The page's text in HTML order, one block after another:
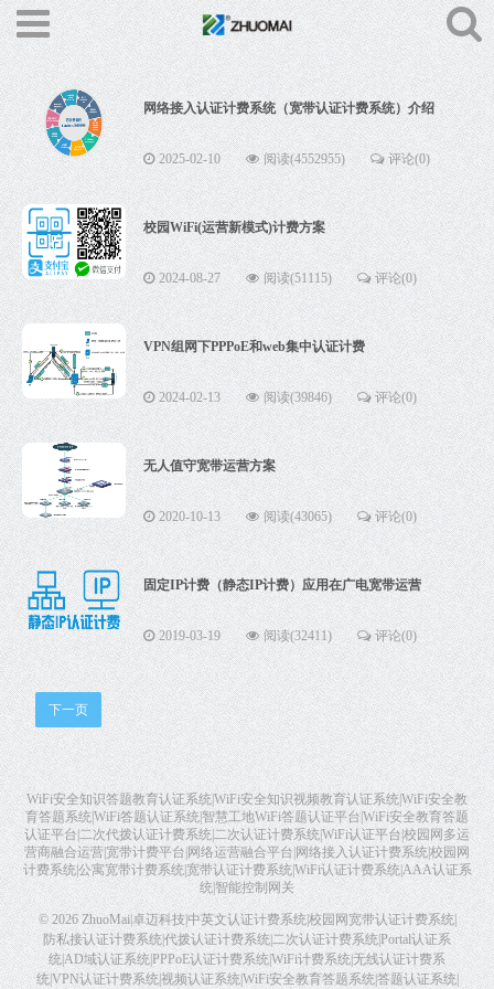
网络接入认证计费系统（宽带认证计费系统）介绍
2025-02-10 阅读(4552955) 评论(0)
校园WiFi(运营新模式)计费方案
2024-08-27 阅读(51115) 评论(0)
VPN组网下PPPoE和web集中认证计费
2024-02-13 阅读(39846) 评论(0)
无人值守宽带运营方案
2020-10-13 阅读(43065) 评论(0)
固定IP计费（静态IP计费）应用在广电宽带运营
2019-03-19 阅读(32411) 评论(0)
下一页
WiFi安全知识答题教育认证系统|WiFi安全知识视频教育认证系统|WiFi安全教
育答题系统|WiFi答题认证系统|智慧工地WiFi答题认证平台|WiFi安全教育答题
认证平台|二次代拨认证计费系统|二次认证计费系统|WiFi认证平台|校园网多运
营商融合运营|宽带计费平台|网络运营融合平台|网络接入认证计费系统|校园网
计费系统|公寓宽带计费系统|宽带认证计费系统|WiFi认证计费系统|AAA认证系
统|智能控制网关
© 2026ZhuoMai|卓迈科技|中英文认证计费系统|校园网宽带认证计费系统|
防私接认证计费系统|代拨认证计费系统|二次认证计费系统|Portal认证系
统|AD域认证系统|PPPoE认证计费系统|WiFi计费系统|无线认证计费系
统|VPN认证计费系统|视频认证系统|WiFi安全教育答题系统|答题认证系统|